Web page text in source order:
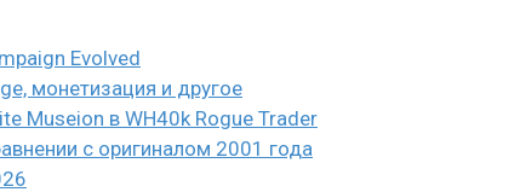
Evolved
монетизация и другое
Museion в WH40k Rogue Trader
с оригиналом 2001 года